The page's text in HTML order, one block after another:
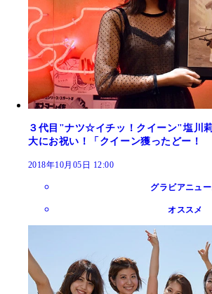
３代目"ナツ☆イチッ！クイーン"塩川
大にお祝い！「クイーン獲ったどー！
2018年10月05日 12:00
グラビアニュー
オススメ